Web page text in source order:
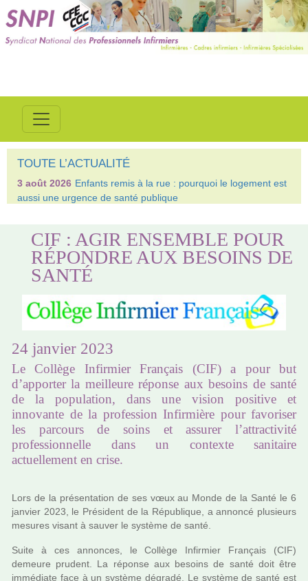
TOUTE L’ACTUALITÉ
3 août 2026 Enfants remis à la rue : pourquoi le logement est
aussi une urgence de santé publique
CIF : AGIR ENSEMBLE POUR
RÉPONDRE AUX BESOINS DE
SANTÉ
24 janvier 2023
Le Collège Infirmier Français (CIF) a pour but
d’apporter la meilleure réponse aux besoins de santé
de la population, dans une vision positive et
innovante de la profession Infirmière pour favoriser
les parcours de soins et assurer l’attractivité
professionnelle dans un contexte sanitaire
actuellement en crise.
Lors de la pré­sen­ta­tion de ses vœux au Monde de la Santé le 6
jan­vier 2023, le Président de la République, a annoncé plu­sieurs
mesu­res visant à sauver le sys­tème de santé.
Suite à ces annon­ces, le Collège Infirmier Français (CIF)
demeure pru­dent. La réponse aux besoins de santé doit être
immé­diate face à un sys­tème dégradé. Le sys­tème de santé est